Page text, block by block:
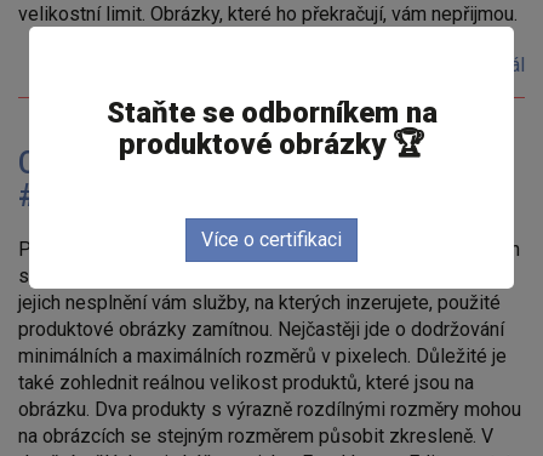
velikostní limit. Obrázky, které ho překračují, vám nepřijmou.
Číst dál
CESTA K IDEÁLNÍMU IMAGE FEEDU
#5: ROZMĚRY OBRÁZKU
Pokud chcete inzerovat na srovnávačích zboží a reklamních
systémech, musíte dodržovat specifické požadavky. Při
jejich nesplnění vám služby, na kterých inzerujete, použité
produktové obrázky zamítnou. Nejčastěji jde o dodržování
minimálních a maximálních rozměrů v pixelech. Důležité je
také zohlednit reálnou velikost produktů, které jsou na
obrázku. Dva produkty s výrazně rozdílnými rozměry mohou
na obrázcích se stejným rozměrem působit zkresleně. V
Staňte se odborníkem na
produktové obrázky 🏆
Více o certifikaci